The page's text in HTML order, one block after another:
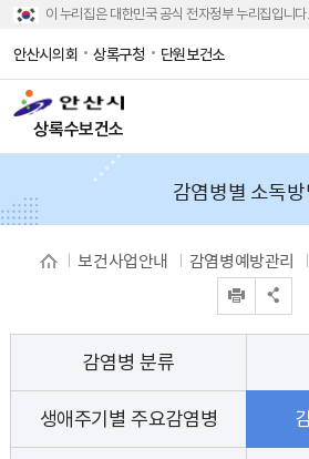
이 누리집은 대한민국 공식 전자정부 누리집입니다.
안산시의회 상록구청 단원보건소
상록수보건소
감염병별 소독
보건사업안내 감염병예방관리
감염병 분류
생애주기별 주요감염병